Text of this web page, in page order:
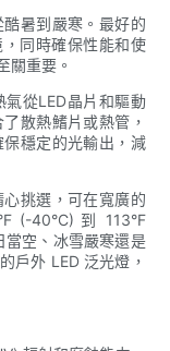
暑到嚴寒。最好的
同時確保性能和使
關重要。
從LED晶片和驅動
散熱鰭片或熱管，
穩定的光輸出，減
挑選，可在寬廣的
(-40°C) 到 113°F
當空、冰雪嚴寒還是
戶外 LED 泛光燈，